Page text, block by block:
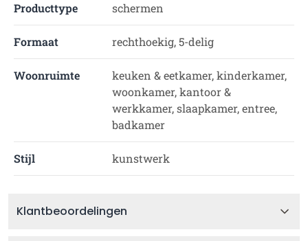
Producttype schermen
Formaat rechthoekig, 5-delig
Woonruimte
keuken & eetkamer, kinderkamer,
woonkamer, kantoor &
werkkamer, slaapkamer, entree,
badkamer
Stijl kunstwerk
Klantbeoordelingen